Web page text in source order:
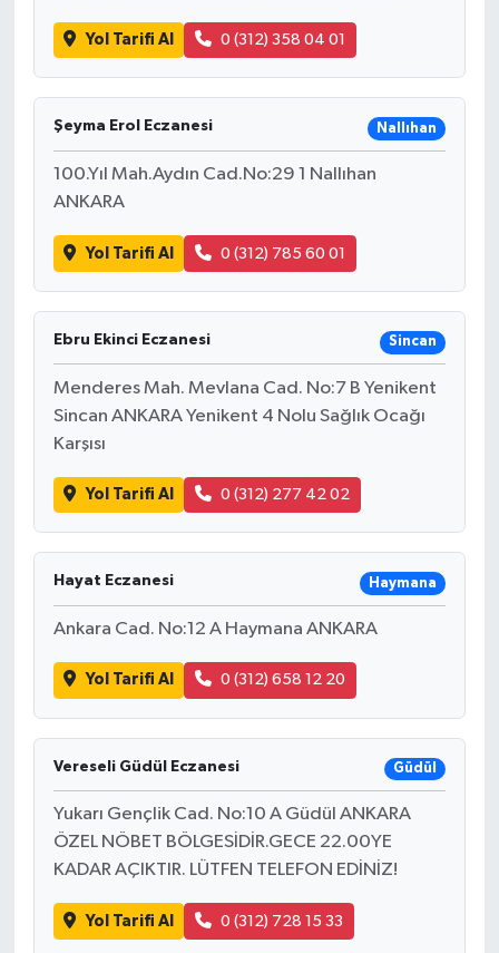
Yol Tarifi Al 0 (312) 358 04 01
Şeyma Erol Eczanesi Nallıhan
100.Yıl Mah.Aydın Cad.No:29 1 Nallıhan
ANKARA
Yol Tarifi Al 0 (312) 785 60 01
Ebru Ekinci Eczanesi Sincan
Menderes Mah. Mevlana Cad. No:7 B Yenikent
Sincan ANKARA Yenikent 4 Nolu Sağlık Ocağı
Karşısı
Yol Tarifi Al 0 (312) 277 42 02
Hayat Eczanesi Haymana
Ankara Cad. No:12 A Haymana ANKARA
Yol Tarifi Al 0 (312) 658 12 20
Vereseli Güdül Eczanesi Güdül
Yukarı Gençlik Cad. No:10 A Güdül ANKARA
ÖZEL NÖBET BÖLGESİDİR.GECE 22.00YE
KADAR AÇIKTIR. LÜTFEN TELEFON EDİNİZ!
Yol Tarifi Al 0 (312) 728 15 33